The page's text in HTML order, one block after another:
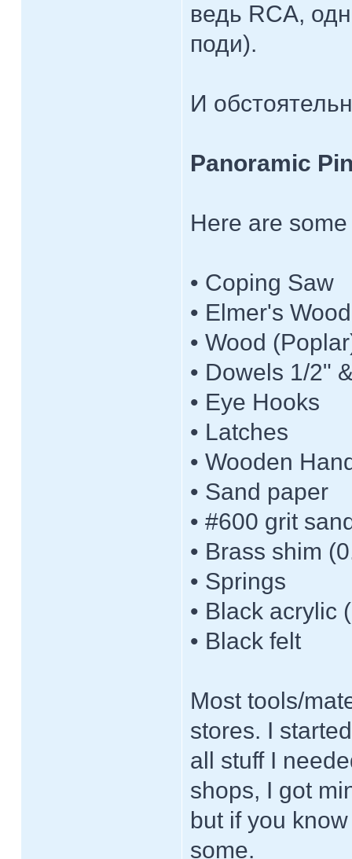
ведь RCA,
поди).
И
Panoramic
Here are
• Coping Saw
• Elmer's
• Wood
• Dowels 1/2"
• Eye Hooks
• Latches
• Wooden
• Sand paper
• #600 grit
• Brass shim
• Springs
• Black acrylic
• Black felt
Most tools/
stores. I
all stuff I
shops, I got
but if you
some.